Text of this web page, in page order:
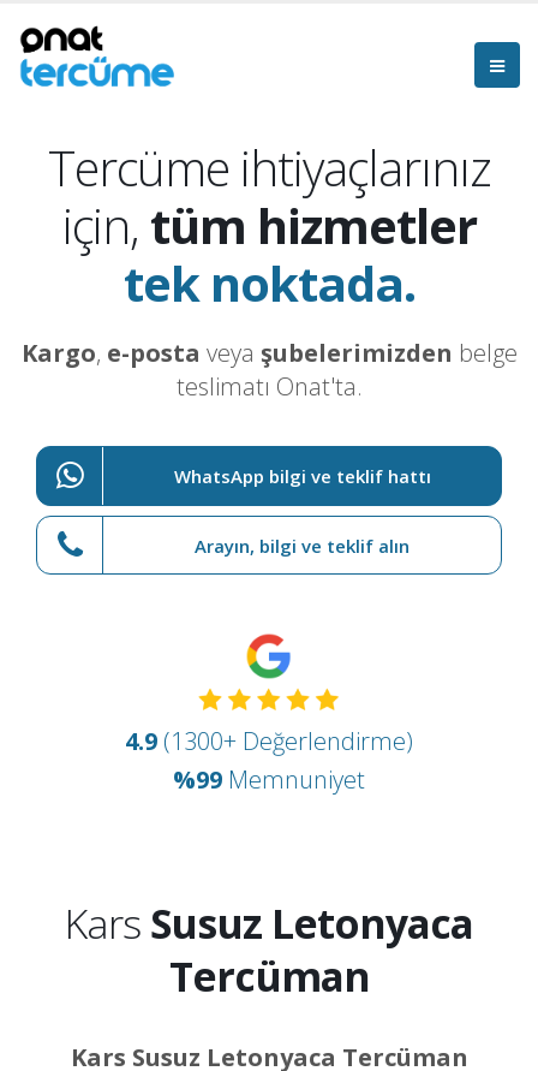
Tercüme ihtiyaçlarınız
için, tüm hizmetler
tek noktada.
Kargo, e-posta veya şubelerimizden belge
teslimatı Onat'ta.
WhatsApp bilgi ve teklif hattı
Arayın, bilgi ve teklif alın
4.9 (1300+ Değerlendirme)
%99 Memnuniyet
KarsSusuz Letonyaca
Tercüman
Kars Susuz Letonyaca Tercüman